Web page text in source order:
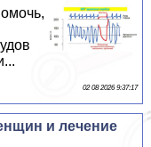
02 08 2026 9:37:17
и лечение